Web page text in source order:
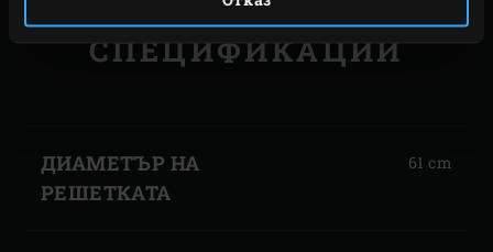
СПЕЦИФИКАЦИИ
GREEN
EGG
КУЛИНАРНО
УДОВОЛСТВИЕ
ДИАМЕТЪР НА
РЕШЕТКАТА
61 cm